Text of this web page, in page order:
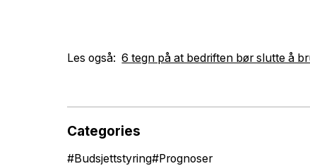
Les også:6 tegn på at bedriften bør slutte å
Categories
#Budsjettstyring#Prognoser